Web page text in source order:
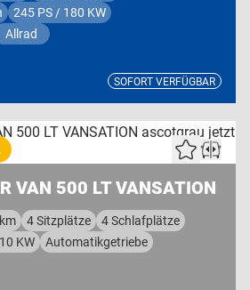
245 PS / 180 KW
Allrad
SOFORT VERFÜGBAR
VAN 500 LT VANSATION
4 Sitzplätze
4 Schlafplätze
KW
Automatikgetriebe